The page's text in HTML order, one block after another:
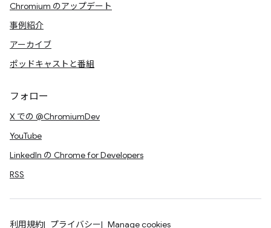
Chromium のアップデート
事例紹介
アーカイブ
ポッドキャストと番組
フォロー
X での @ChromiumDev
YouTube
LinkedIn の Chrome for Developers
RSS
利用規約 プライバシー Manage cookies